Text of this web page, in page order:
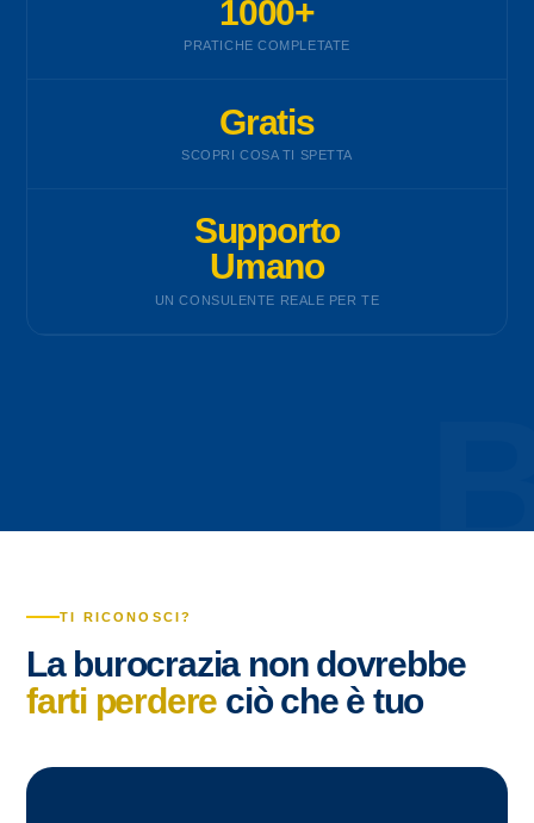
1000+
PRATICHE COMPLETATE
Gratis
SCOPRI COSA TI SPETTA
Supporto
Umano
UN CONSULENTE REALE PER TE
TI RICONOSCI?
La burocrazia non dovrebbe
farti perdere ciò che è tuo